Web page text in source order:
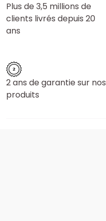
Plus de 3,5 millions de
clients livrés depuis 20
ans
2 ans de garantie sur nos
produits